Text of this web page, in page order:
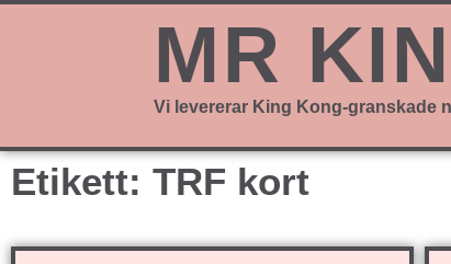
MR
Vi levererar King Kong-granskade
Etikett: TRF kort